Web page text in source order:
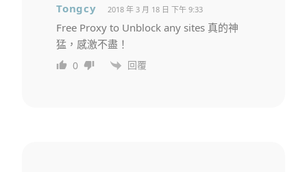
Tongcy 2018 年 3 月 18 日 下午 9:33
Free Proxy to Unblock any sites 真的神
猛，感激不盡！
0 回覆